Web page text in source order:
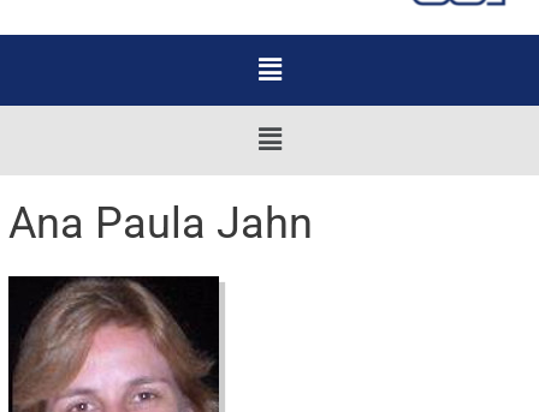
Menu
Menu
Ana Paula Jahn